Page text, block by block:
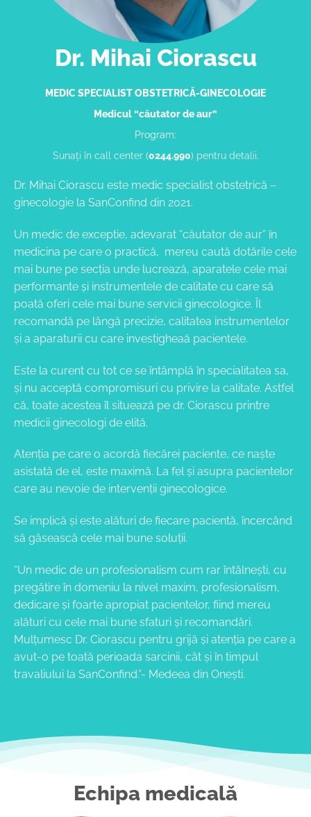
Dr. Mihai Ciorascu
MEDIC SPECIALIST OBSTETRICĂ-GINECOLOGIE
Medicul “căutator de aur”
Program:
Sunați în call center (0244.990) pentru detalii.
Dr. Mihai Ciorascu este medic specialist obstetrică –
ginecologie la SanConfind din 2021.
Un medic de exceptie, adevarat “căutator de aur” în
medicina pe care o practică, mereu caută dotările cele
mai bune pe secția unde lucrează, aparatele cele mai
performante și instrumentele de calitate cu care să
poată oferi cele mai bune servicii ginecologice. Îl
recomandă pe lângă precizie, calitatea instrumentelor
și a aparaturii cu care investigheaă pacientele.
Este la curent cu tot ce se întâmplă în specialitatea sa,
și nu acceptă compromisuri cu privire la calitate. Astfel
că, toate acestea îl situează pe dr. Ciorascu printre
medicii ginecologi de elită.
Atenția pe care o acordă fiecărei paciente, ce naște
asistată de el, este maximă. La fel și asupra pacientelor
care au nevoie de intervenții ginecologice.
Se implică și este alături de fiecare pacientă, încercând
să găsească cele mai bune soluții.
“Un medic de un profesionalism cum rar întâlnești, cu
pregătire în domeniu la nivel maxim, profesionalism,
dedicare și foarte apropiat pacientelor, fiind mereu
alături cu cele mai bune sfaturi și recomandări.
Mulțumesc Dr. Ciorascu pentru grijă și atenția pe care a
avut-o pe toată perioada sarcinii, cât și în timpul
travaliului la SanConfind.”- Medeea din Onești.
Echipa medicală